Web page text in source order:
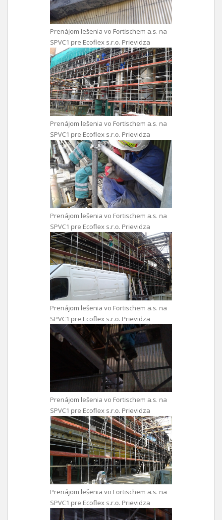
Prenájom lešenia vo Fortischem a.s. na
SPVC1 pre Ecoflex s.r.o. Prievidza
Prenájom lešenia vo Fortischem a.s. na
SPVC1 pre Ecoflex s.r.o. Prievidza
Prenájom lešenia vo Fortischem a.s. na
SPVC1 pre Ecoflex s.r.o. Prievidza
Prenájom lešenia vo Fortischem a.s. na
SPVC1 pre Ecoflex s.r.o. Prievidza
Prenájom lešenia vo Fortischem a.s. na
SPVC1 pre Ecoflex s.r.o. Prievidza
Prenájom lešenia vo Fortischem a.s. na
SPVC1 pre Ecoflex s.r.o. Prievidza